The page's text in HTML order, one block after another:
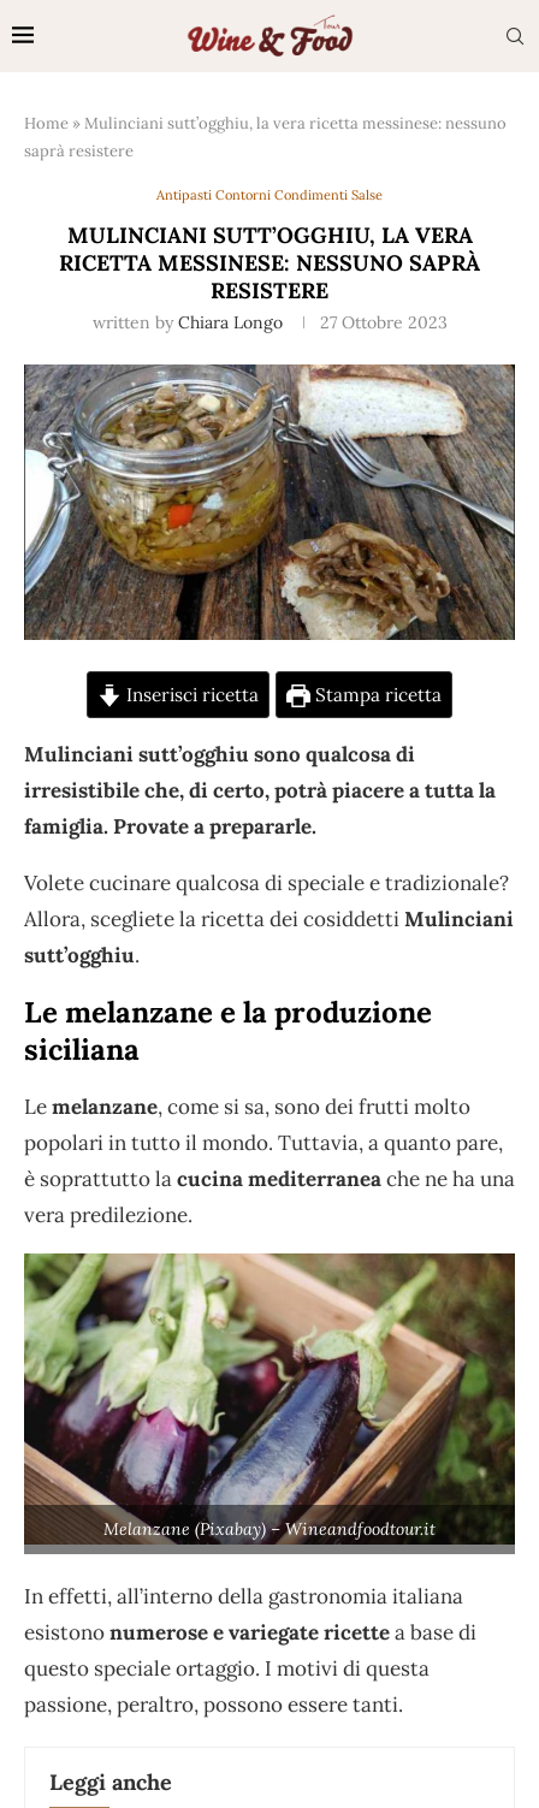
Home »Mulinciani sutt’ogghiu, la vera ricetta messinese: nessuno
saprà resistere
Antipasti Contorni Condimenti Salse
MULINCIANI SUTT’OGGHIU, LA VERA
RICETTA MESSINESE: NESSUNO SAPRÀ
RESISTERE
written by Chiara Longo 27 Ottobre 2023
Inserisci ricetta Stampa ricetta
Mulinciani sutt’ogghiu sono qualcosa di
irresistibile che, di certo, potrà piacere a tutta la
famiglia. Provate a prepararle.
Volete cucinare qualcosa di speciale e tradizionale?
Allora, scegliete la ricetta dei cosiddettiMulinciani
sutt’ogghiu.
Le melanzane e la produzione
siciliana
Lemelanzane, come si sa, sono dei frutti molto
popolari in tutto il mondo. Tuttavia, a quanto pare,
è soprattutto lacucina mediterraneache ne ha una
vera predilezione.
Melanzane (Pixabay) – Wineandfoodtour.it
In effetti, all’interno della gastronomia italiana
esistononumerose e variegate ricettea base di
questo speciale ortaggio. I motivi di questa
passione, peraltro, possono essere tanti.
Leggi anche